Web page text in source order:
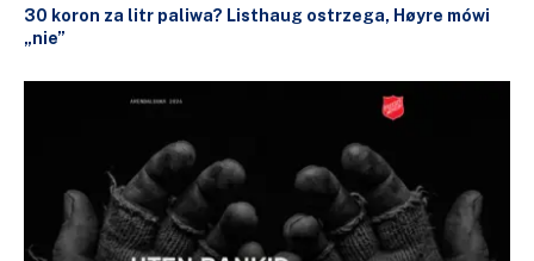
30 koron za litr paliwa? Listhaug ostrzega, Høyre mówi
„nie”